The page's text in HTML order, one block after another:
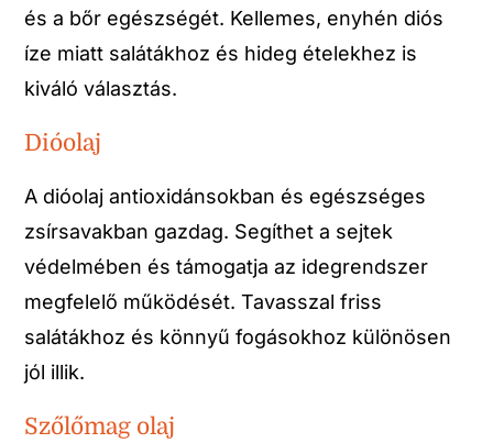
és a bőr egészségét. Kellemes, enyhén diós
íze miatt salátákhoz és hideg ételekhez is
kiváló választás.
Dióolaj
A dióolaj antioxidánsokban és egészséges
zsírsavakban gazdag. Segíthet a sejtek
védelmében és támogatja az idegrendszer
megfelelő működését. Tavasszal friss
salátákhoz és könnyű fogásokhoz különösen
jól illik.
Szőlőmag olaj